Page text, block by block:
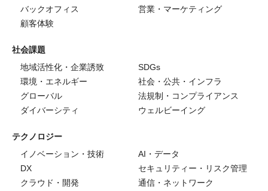
バックオフィス
営業・マーケティング
顧客体験
社会課題
地域活性化・企業誘致
SDGs
環境・エネルギー
社会・公共・インフラ
グローバル
法規制・コンプライアンス
ダイバーシティ
ウェルビーイング
テクノロジー
イノベーション・技術
AI・データ
DX
セキュリティー・リスク管理
クラウド・開発
通信・ネットワーク